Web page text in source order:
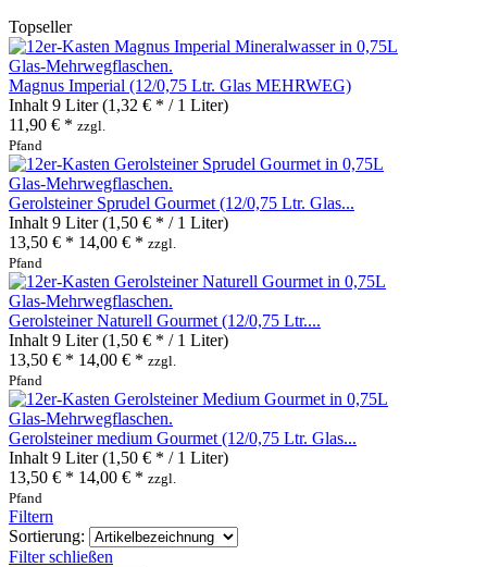
Topseller
Magnus Imperial (12/0,75 Ltr. Glas MEHRWEG)
Inhalt 9 Liter(1,32 € * / 1 Liter)
11,90 € * zzgl.
Pfand
Gerolsteiner Sprudel Gourmet (12/0,75 Ltr. Glas...
Inhalt 9 Liter(1,50 € * / 1 Liter)
13,50 € * 14,00 € * zzgl.
Pfand
Gerolsteiner Naturell Gourmet (12/0,75 Ltr....
Inhalt 9 Liter(1,50 € * / 1 Liter)
13,50 € * 14,00 € * zzgl.
Pfand
Gerolsteiner medium Gourmet (12/0,75 Ltr. Glas...
Inhalt 9 Liter(1,50 € * / 1 Liter)
13,50 € * 14,00 € * zzgl.
Pfand
Filtern
Sortierung:
Filter schließen